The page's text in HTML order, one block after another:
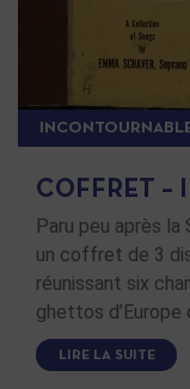
COFFRET –
Paru peu après la
un coffret de 3
réunissant six
ghettos d’Europe
LIRE LA SUITE